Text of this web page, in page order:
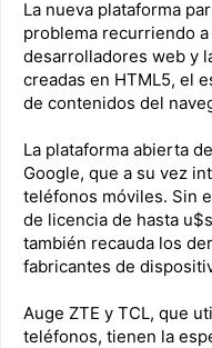
La nueva plataforma
problema recurriendo
desarrolladores web y
creadas en HTML5, el
de contenidos del
La plataforma abierta
Google, que a su vez
teléfonos móviles. Sin
de licencia de hasta
también recauda los
fabricantes de
Auge ZTE y TCL, que
teléfonos, tienen la